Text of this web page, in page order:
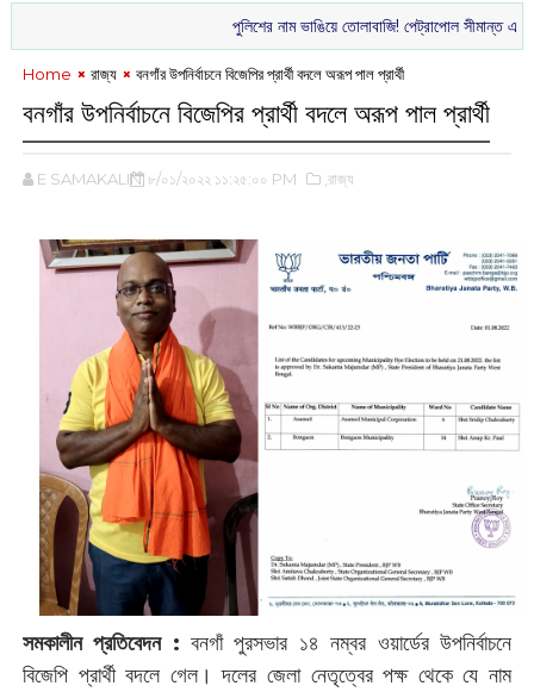
পুলিশের নাম ভাঙিয়ে তোলাবাজি! পেট্রাপোল সীমান্ত এলাকা থেকে
Home রাজ্য ‌বনগাঁর উপনির্বাচনে বিজেপির প্রার্থী বদলে অরূপ পাল প্রার্থী
‌বনগাঁর উপনির্বাচনে বিজেপির প্রার্থী বদলে অরূপ পাল প্রার্থী
E SAMAKALIN ৮/০১/২০২২ ১১:২৫:০০ PM ,রাজ্য
সমকালীন প্রতিবেদন :বনগাঁ পুরসভার ১৪ নম্বর ওয়ার্ডের উপনির্বাচনে
বিজেপি প্রার্থী বদলে গেল। দলের জেলা নেতৃত্বের পক্ষ থেকে যে নাম